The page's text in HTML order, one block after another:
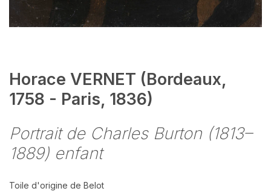
Horace VERNET (Bordeaux,
1758 - Paris, 1836)
Portrait de Charles Burton (1813–
1889) enfant
Toile d'origine de Belot